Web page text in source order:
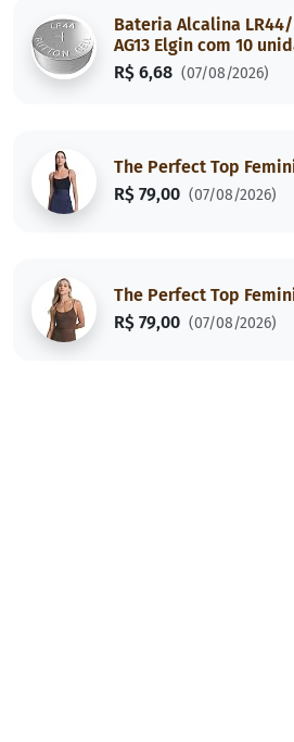
Bateria Alcalina LR44/
AG13 Elgin com 10
R$ 6,68 (07/08/2026)
The Perfect Top
R$ 79,00 (07/08/2026)
The Perfect Top
R$ 79,00 (07/08/2026)